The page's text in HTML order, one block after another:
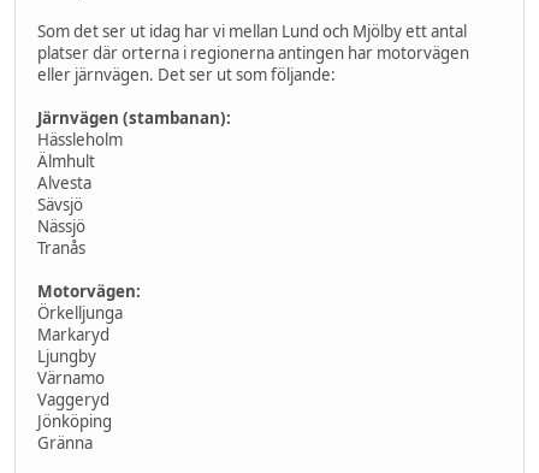
Som det ser ut idag har vi mellan Lund och Mjölby ett antal
platser där orterna i regionerna antingen har motorvägen
eller järnvägen. Det ser ut som följande:
Järnvägen (stambanan):
Hässleholm
Älmhult
Alvesta
Sävsjö
Nässjö
Tranås
Motorvägen:
Örkelljunga
Markaryd
Ljungby
Värnamo
Vaggeryd
Jönköping
Gränna